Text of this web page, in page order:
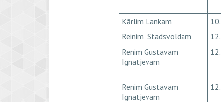
Kārlim Lankam
Reinim Stadsvoldam
Renim Gustavam
Ignatjevam
Renim Gustavam
Ignatjevam